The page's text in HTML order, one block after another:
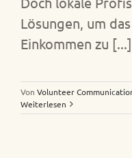
Lösungen, um
Einkommen zu [...]
Von Volunteer
Weiterlesen